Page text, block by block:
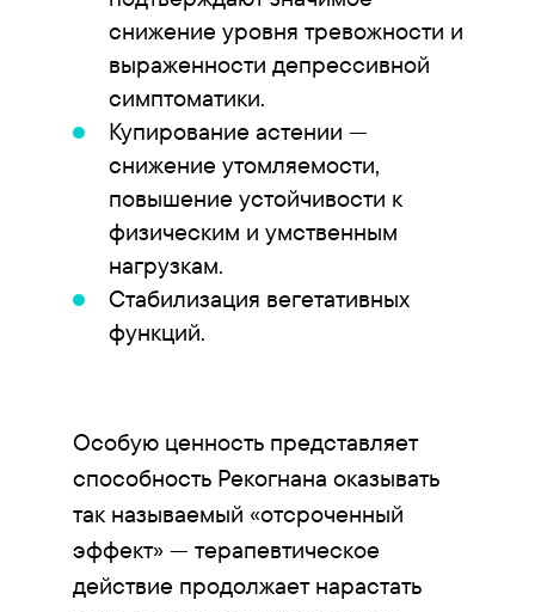
снижение уровня тревожности и
выраженности депрессивной
симптоматики.
Купирование астении —
снижение утомляемости,
повышение устойчивости к
физическим и умственным
нагрузкам.
Стабилизация вегетативных
функций.
Особую ценность представляет
способность Рекогнана оказывать
так называемый «отсроченный
эффект» — терапевтическое
действие продолжает нарастать